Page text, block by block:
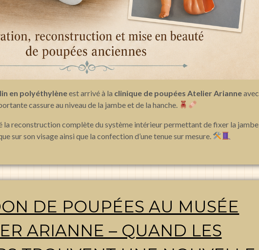
en polyéthylèneest arrivé à la clinique de poupées Atelier Arianneavec
cassure au niveau de la jambe et de la hanche.
la reconstruction complète du système intérieur permettant de fixer la jambe,
sur son visage ainsi que la confection d’une tenue sur mesure.
DE POUPÉES AU MUSÉE
ARIANNE – QUAND LES